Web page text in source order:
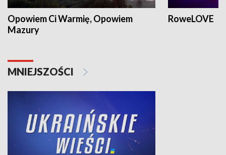
Opowiem Ci Warmię, Opowiem
Mazury
RoweLOVE
MNIEJSZOŚCI